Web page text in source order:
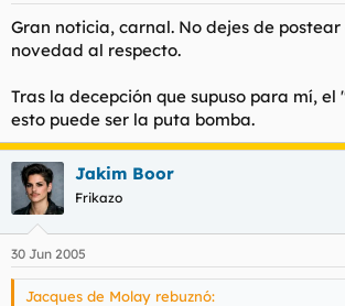
Gran noticia, carnal. No dejes de
novedad al respecto.
Tras la decepción que supuso para mí,
esto puede ser la puta bomba.
Jakim Boor
Frikazo
30 Jun 2005
Jacques de Molay rebuznó: